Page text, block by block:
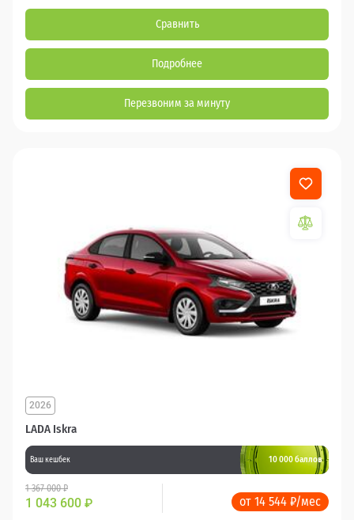
Сравнить
Подробнее
Перезвоним за минуту
LADA Iskra
2026
Ваш кешбек 10 000 баллов
1 367 000 ₽
1 043 600 ₽ от 14 544 ₽/мес